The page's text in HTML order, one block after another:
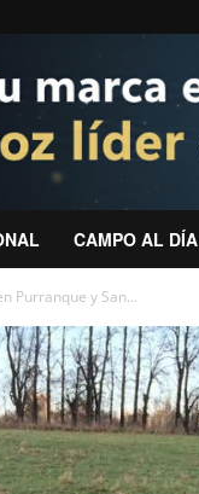
CAMPO AL DÍA
Purranque y San...